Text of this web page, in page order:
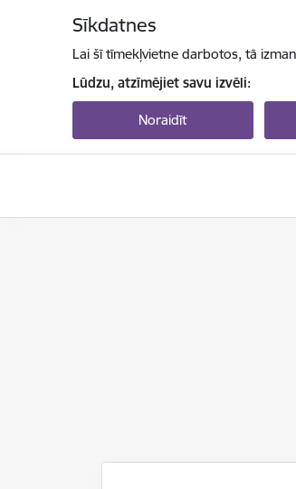
Sīkdatnes
Lai šī tīmekļvietne darbotos, tā
Lūdzu, atzīmējiet savu izvēli:
Noraidīt